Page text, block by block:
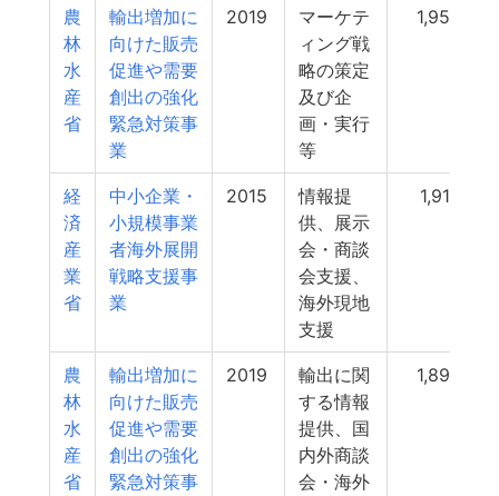
農
林
水
産
省
輸出増加に
向けた販売
促進や需要
創出の強化
緊急対策事
業
2019
マーケテ
ィング戦
略の策定
及び企
画・実行
等
1,958
経
済
産
業
省
中小企業・
小規模事業
者海外展開
戦略支援事
業
2015
情報提
供、展示
会・商談
会支援、
海外現地
支援
1,916
農
林
水
産
省
輸出増加に
向けた販売
促進や需要
創出の強化
緊急対策事
2019
輸出に関
する情報
提供、国
内外商談
会・海外
1,898